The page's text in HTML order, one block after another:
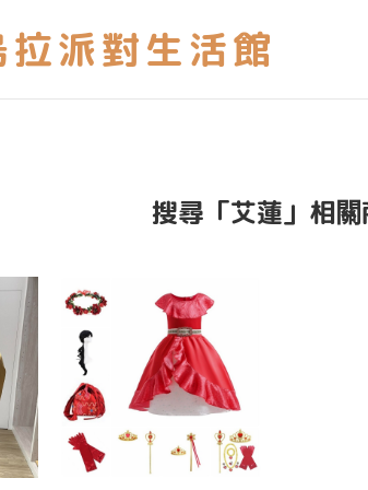
搜尋「艾蓮」相